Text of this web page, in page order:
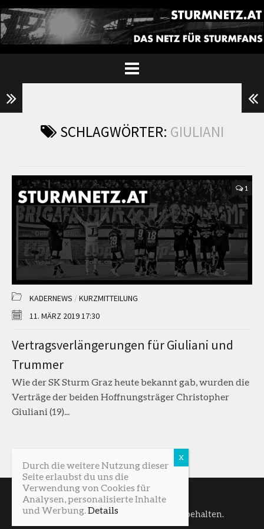
SCHLAGWÖRTER: GIULIANI
1
KADERNEWS /KURZMITTEILUNG
11. MÄRZ 2019 17:30
Vertragsverlängerungen für Giuliani und
Trummer
Wie der SK Sturm Graz heute bekannt gab, wurden die
Verträge der beiden Hoffnungsträger Christopher
Giuliani (19)...
SturmNetz © 2026. Alle Rechte vorbehalten.
Durch die weitere Nutzung dieser
Seite erlaubst du uns die
Verwendung von Cookies für
Analysen, personalisierte Inhalte
und Werbung.Details